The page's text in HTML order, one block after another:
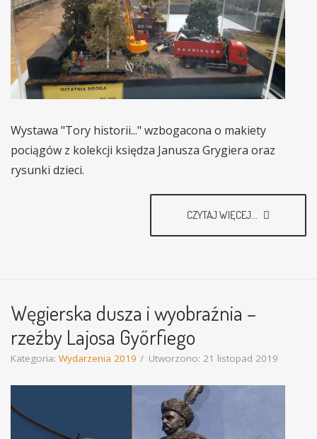
Wystawa "Tory historii..." wzbogacona o makiety
pociągów z kolekcji księdza Janusza Grygiera oraz
rysunki dzieci.
CZYTAJ WIĘCEJ...
Węgierska dusza i wyobraźnia –
rzeźby Lajosa Győrfiego
Kategoria: Wydarzenia 2019 Utworzono: 21 listopad 2019